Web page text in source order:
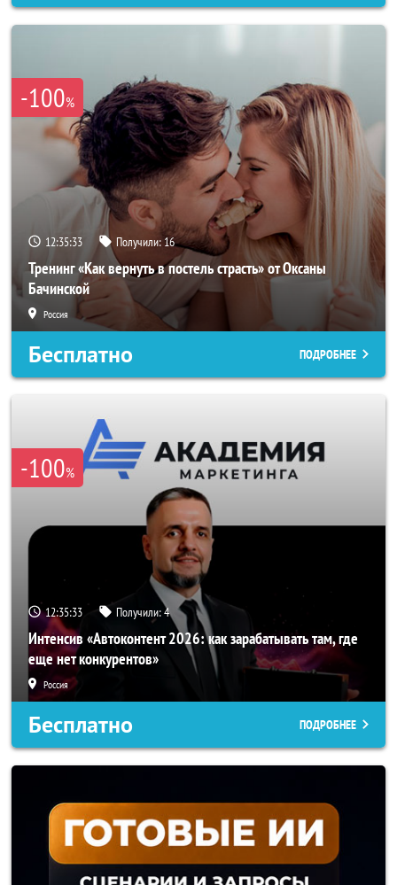
-100%
12:35:31 Получили: 16
Тренинг «Как вернуть в постель страсть» от Оксаны
Бачинской
Россия
Бесплатно ПОДРОБНЕЕ
-100%
12:35:31 Получили:4
Интенсив «Автоконтент 2026: как зарабатывать там, где
еще нет конкурентов»
Россия
Бесплатно ПОДРОБНЕЕ